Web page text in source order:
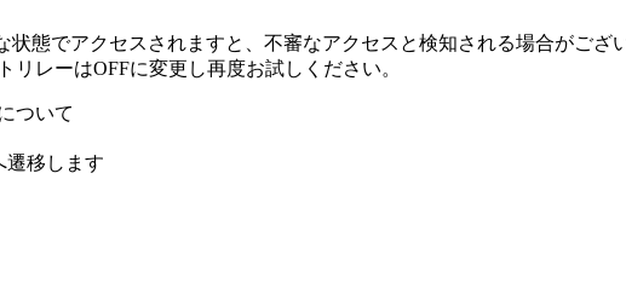
態でアクセスされますと、不審なアクセスと検知される場合がござ
リレーはOFFに変更し再度お試しください。
ついて
遷移します